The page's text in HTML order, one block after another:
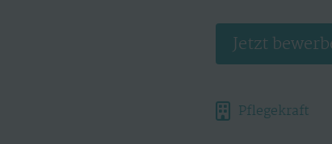
Jetzt
Pflegekraft